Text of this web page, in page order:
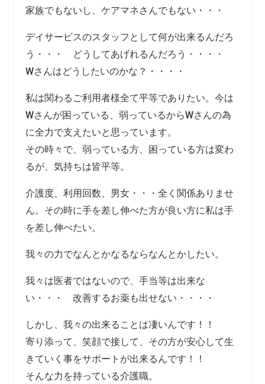
家族でもないし、ケアマネさんでもない・・・
デイサービスのスタッフとして何が出来るんだろ
う・・・ どうしてあげれるんだろう・・・・
Wさんはどうしたいのかな？・・・・
私は関わるご利用者様全て平等でありたい。今は
Wさんが困っている、弱っているからWさんの為
に全力で支えたいと思っています。
その時々で、弱っている方、困っている方は変わ
るが、気持ちは皆平等。
介護度、利用回数、男女・・・全く関係ありませ
ん。その時に手を差し伸べた方が良い方に私は手
を差し伸べたい。
我々の力でなんとかなるならなんとかしたい。
我々は医者ではないので、手当等は出来な
い・・・ 改善するお薬も出せない・・・・
しかし、我々の出来ることは凄いんです！！
寄り添って、笑顔で接して、その方が安心して生
きていく事をサポートが出来るんです！！
そんな力を持っている介護職。